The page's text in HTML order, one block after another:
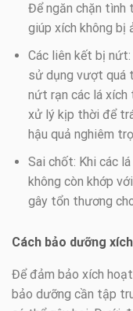
Để ngăn chặn tình
giúp xích không bị
Các liên kết bị
sử dụng vượt quá
nứt rạn các lá xích
xử lý kịp thời để
hậu quả nghiêm
Sai chốt: Khi các
không còn khớp
gây tổn thương
Cách bảo dưỡng
Để đảm bảo xích
bảo dưỡng cần tập